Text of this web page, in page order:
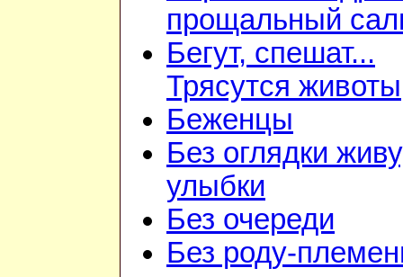
прощальный
Бегут, спешат...
Трясутся животы
Беженцы
Без оглядки
улыбки
Без очереди
Без роду-